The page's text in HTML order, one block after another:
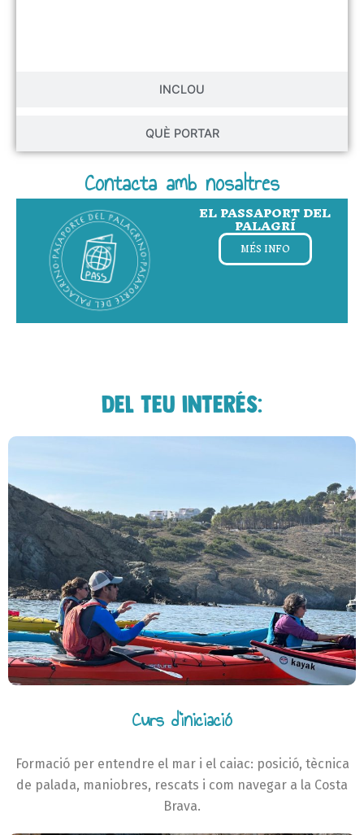
INCLOU
QUÈ PORTAR
Contacta amb nosaltres
EL PASSAPORT DEL
PALAGRÍ
MÉS INFO
Del teu interés:
Curs d'iniciació
Formació per entendre el mar i el caiac: posició, tècnica
de palada, maniobres, rescats i com navegar a la Costa
Brava.